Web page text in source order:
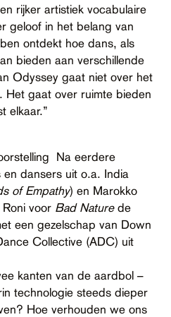
rijker artistiek vocabulaire
geloof in het belang van
ontdekt hoe dans, als
bieden aan verschillende
Odyssey gaat niet over het
Het gaat over ruimte bieden
elkaar.”
Na eerdere
dansers uit o.a. India
of Empathy) en Marokko
voor Bad Nature de
een gezelschap van Down
Collective (ADC) uit
kanten van de aardbol –
technologie steeds dieper
Hoe verhouden we ons